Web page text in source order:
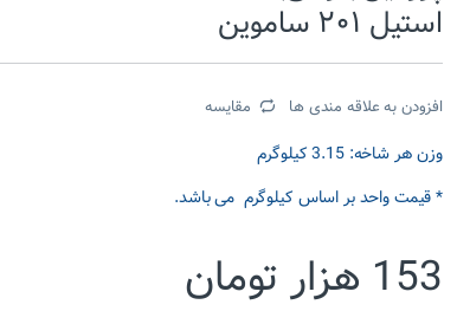
استیل ۲۰۱ ساموین
افزودن به علاقه مندی ها مقایسه
وزن هر شاخه: 3.15 کیلوگرم
* قیمت واحد بر اساس کیلوگرم می باشد.
153 هزار تومان